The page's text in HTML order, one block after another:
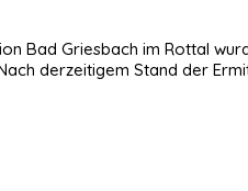
Bad Griesbach im Rottal
derzeitigem Stand der